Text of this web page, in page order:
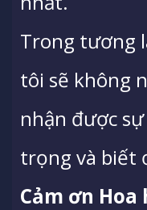
Trong tương
tôi sẽ không
nhận được
trọng và biết
Cảm ơn